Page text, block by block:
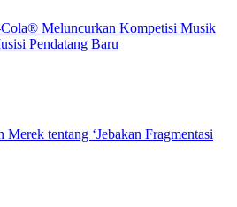
Meluncurkan Kompetisi Musik
Pendatang Baru
tentang ‘Jebakan Fragmentasi